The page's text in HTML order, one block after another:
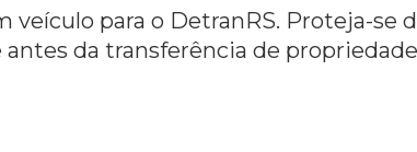
veículo para o DetranRS. Proteja-se
antes da transferência de